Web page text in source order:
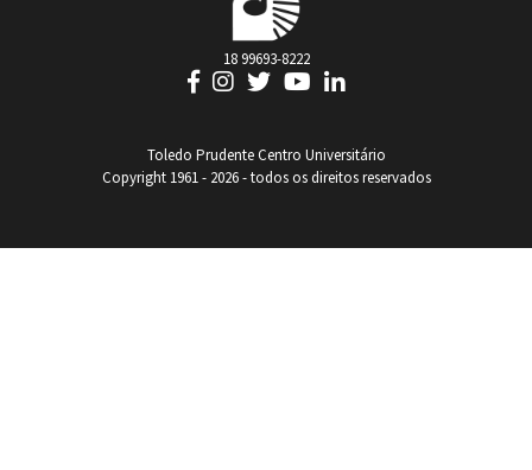
18 99693-8222
Toledo Prudente Centro Universitário
Copyright 1961 - 2026 - todos os direitos reservados